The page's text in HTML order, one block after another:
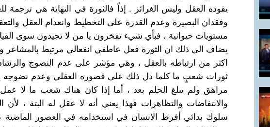
يقوده العقل وليس الغرائز . إذاً فالثورة في النهاية هي ترجمة
وفقدان البصيرة وعدم القدرة على التخطيط وانعدام العقل
مستويات حيوانية ، فبأي شيء تفخرون يا من لا تجيدون سوى
يضاف الى ذلك ان الثورة فعل عاطفي انفعالي مرتبط بالمشاعر
اكثر من ارتباطه بالعقل ، وهي مؤشر على عدم النضوج
ثورات شعبٍ ما كلما دل ذلك على قصوره العقلي وعدم نضوجه
مراهق ولم يبلغ الحلم بعد ، أما إذا كان هناك شعب ما لا
والانتفاضات والتظاهرات فهذا يعني أنه لا عقل له البتة ،
سلوك بدائي أفرط الانسان في استخدامه في العصور الماضية